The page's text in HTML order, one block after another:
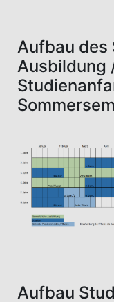
Aufbau des
Ausbildung
Aufbau